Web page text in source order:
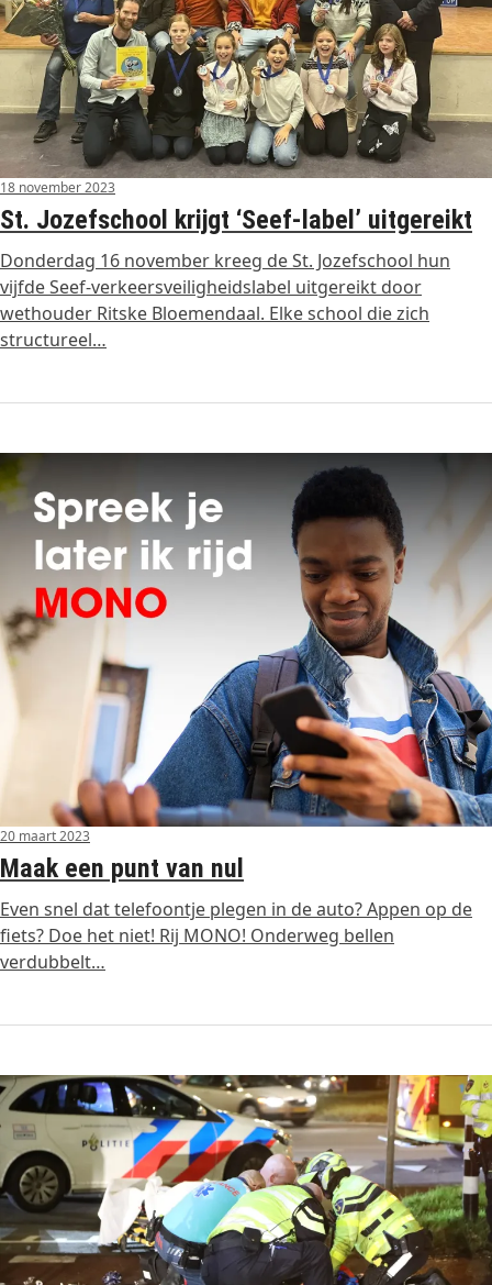
18 november 2023
St. Jozefschool krijgt ‘Seef-label’ uitgereikt
Donderdag 16 november kreeg de St. Jozefschool hun
vijfde Seef-verkeersveiligheidslabel uitgereikt door
wethouder Ritske Bloemendaal. Elke school die zich
structureel…
20 maart 2023
Maak een punt van nul
Even snel dat telefoontje plegen in de auto? Appen op de
fiets? Doe het niet! Rij MONO! Onderweg bellen
verdubbelt…